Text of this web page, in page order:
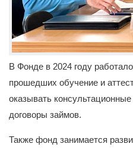
В Фонде в 2024 году
прошедших обучение и
оказывать
договоры займов.
Также фонд занимается